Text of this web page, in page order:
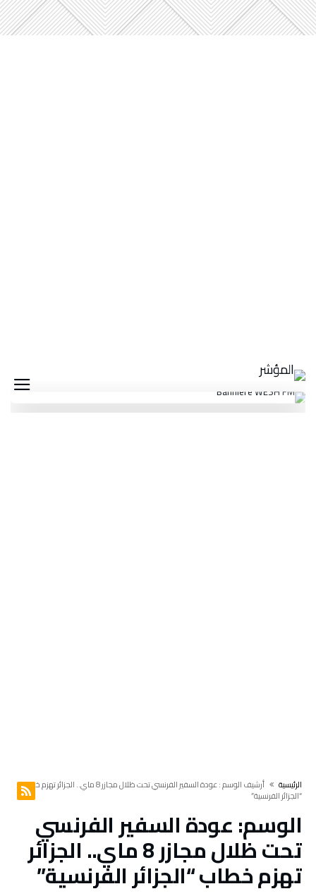
‫الرئيسية‬
‫أرشيف الوسم :‬ عودة السفير الفرنسي تحت ظلال مجازر 8 ماي.. الجزائر تهزم خطاب
“الجزائر الفرنسية”
الوسم:عودة السفير الفرنسي
تحت ظلال مجازر 8 ماي.. الجزائر
تهزم خطاب “الجزائر الفرنسية”